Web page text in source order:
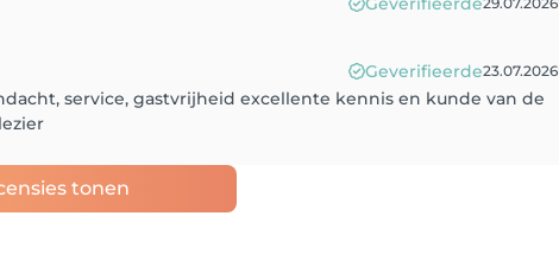
Geverifieerde23.07.2026
service, gastvrijheid excellente kennis en kunde van de
tonen